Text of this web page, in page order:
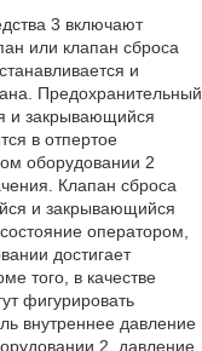
3 включают
или клапан сброса
и
Предохранительный
и закрывающийся
в отпертое
оборудовании 2
Клапан сброса
и закрывающийся
оператором,
достигает
того, в качестве
фигурировать
внутреннее давление
2, давление